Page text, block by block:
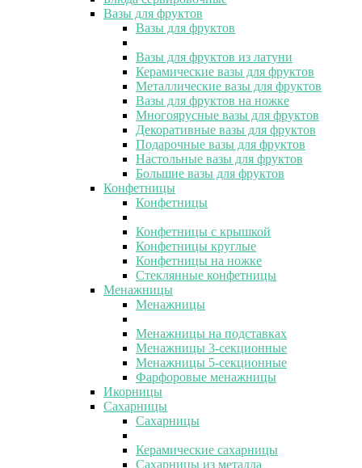
Вазы для фруктов
Вазы для фруктов
Вазы для фруктов из латуни
Керамические вазы для фруктов
Металлические вазы для фруктов
Вазы для фруктов на ножке
Многоярусные вазы для фруктов
Декоративные вазы для фруктов
Подарочные вазы для фруктов
Настольные вазы для фруктов
Большие вазы для фруктов
Конфетницы
Конфетницы
Конфетницы с крышкой
Конфетницы круглые
Конфетницы на ножке
Стеклянные конфетницы
Менажницы
Менажницы
Менажницы на подставках
Менажницы 3-секционные
Менажницы 5-секционные
Фарфоровые менажницы
Икорницы
Сахарницы
Сахарницы
Керамические сахарницы
Сахарницы из металла